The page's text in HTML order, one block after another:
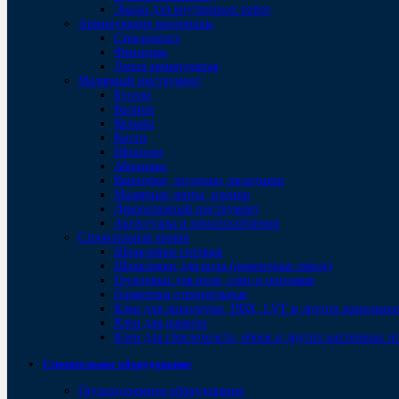
Эмали для внутренних работ
Армирующие материалы
Стеклохолст
Флизелин
Лента армирующая
Малярный инструмент
Бугели
Валики
Кельмы
Кисти
Шпатели
Абразивы
Ванночки, поддоны, вкладыши
Малярные ленты, пленки
Декоративный инструмент
Аксессуары и приспособления
Строительная химия
Шпаклевки готовые
Шпаклевки для пола (ремонтные смеси)
Грунтовки для пола, стен и потолков
Герметики строительные
Клеи для линолеума, ПВХ, LVT и других
Клеи для паркета
Клеи для стеклохолста, обоев и других настенных
Строительное оборудование
Грузоподъемное оборудование